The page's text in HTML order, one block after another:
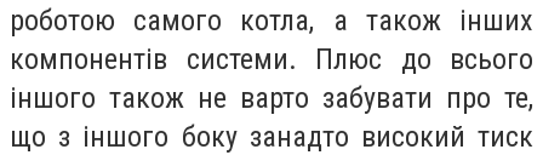
роботою самого котла, а також інших
компонентів системи. Плюс до всього
іншого також не варто забувати про те,
що з іншого боку занадто високий тиск